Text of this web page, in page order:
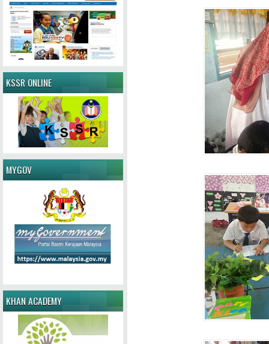
KSSR ONLINE
MYGOV
KHAN ACADEMY